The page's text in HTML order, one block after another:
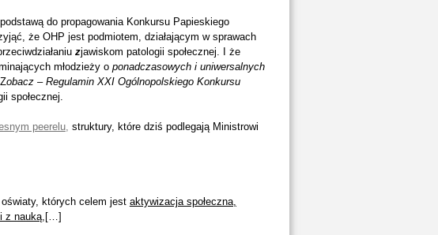
do propagowania Konkursu Papieskiego
że OHP jest podmiotem, działającym w sprawach
zjawiskom patologii społecznej. I że
młodzieży o ponadczasowych i uniwersalnych
obacz – Regulamin XXI Ogólnopolskiego Konkursu
społecznej.
peerelu, struktury, które dziś podlegają Ministrowi
których celem jest aktywizacja społeczna,
z nauką,[…]